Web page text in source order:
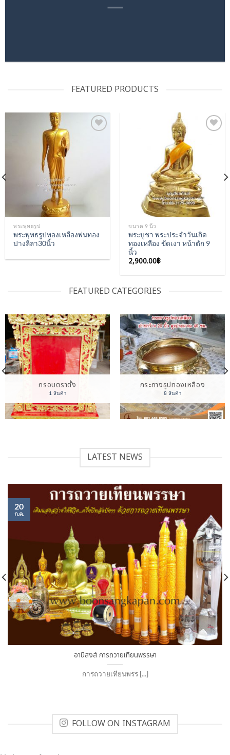
FEATURED PRODUCTS
พระพุทธรูป
พระพุทธรูปทองเหลืองพ่นทอง
ปางลีลา30นิ้ว
ขนาด 9 นิ้ว
พระบูชา พระประจำวันเกิด
ทองเหลือง ขัดเงา หน้าตัก 9
นิ้ว
2,900.00฿
FEATURED CATEGORIES
กรอบตราตั้ง
1 สินค้า
กระถางธูปทองเหลือง
8 สินค้า
LATEST NEWS
อานิสงส์ การถวายเทียนพรรษา
การถวายเทียนพรร [...]
20
ก.ค.
FOLLOW ON INSTAGRAM